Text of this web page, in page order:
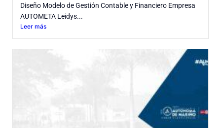
Diseño Modelo de Gestión Contable y Financiero Empresa
AUTOMETA Leidys...
Leer más